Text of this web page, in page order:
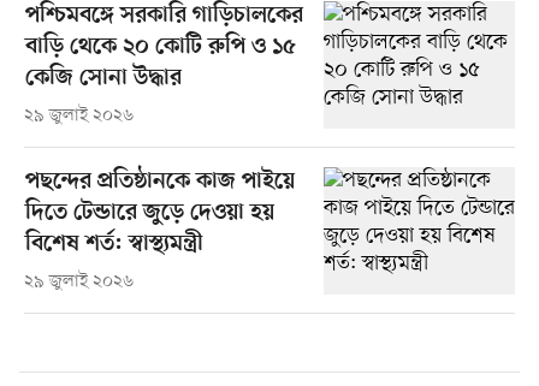
পশ্চিমবঙ্গে সরকারি গাড়িচালকের
বাড়ি থেকে ২০ কোটি রুপি ও ১৫
কেজি সোনা উদ্ধার
২৯ জুলাই ২০২৬
পছন্দের প্রতিষ্ঠানকে কাজ পাইয়ে
দিতে টেন্ডারে জুড়ে দেওয়া হয়
বিশেষ শর্ত: স্বাস্থ্যমন্ত্রী
২৯ জুলাই ২০২৬